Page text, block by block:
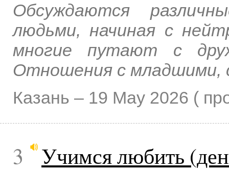
Обсуждаются
людьми, начиная с
многие путают с
Отношения с младшими,
Казань – 19 May 2026 (
3 Учимся любить